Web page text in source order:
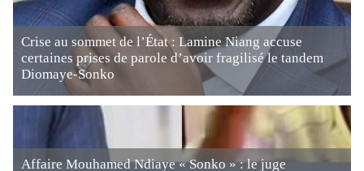
Crise au sommet de l’État : Lamine Niang accuse
certaines prises de parole d’avoir fragilisé le tandem
Diomaye-Sonko
Affaire Mouhamed Ndiaye « Sonko » : le juge